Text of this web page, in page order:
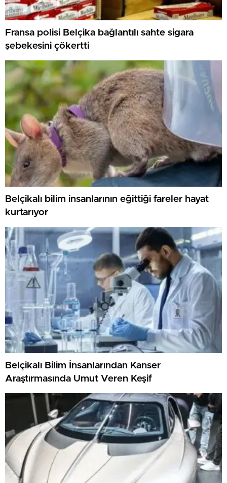
Fransa polisi Belçika bağlantılı sahte sigara
şebekesini çökertti
Belçikalı bilim insanlarının eğittiği fareler hayat
kurtarıyor
Belçikalı Bilim İnsanlarından Kanser
Araştırmasında Umut Veren Keşif